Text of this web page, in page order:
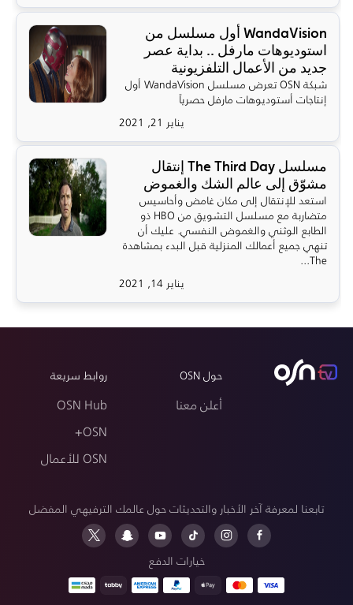
WandaVision أول مسلسل من
استوديوهات مارفل .. بداية عصر
جديد من الأعمال التلفزيونية
شبكة OSN تعرض مسلسل WandaVision أول
إنتاجات أستوديوهات مارفل حصرياً
يناير 21, 2021
مسلسل The Third Day إنتقال
مشوّق إلى عالم الشك والغموض
استعد للإنتقال إلى مكان غامض وأحاسيس
متضاربة مع مسلسل التشويق من HBO ذو
الطابع الوثني والغموض النفسي. عليك أن
تنهي جميع أعمالك المنزلية قبل البدء بمشاهدة
The...
يناير 14, 2021
حول OSN
أعلن معنا
روابط سريعة
OSN Hub
OSN+
OSN للأعمال
تابعنا لمعرفة آخر الأخبار والتحديثات حول عالمك الترفيهي المفضل
خيارات الدفع